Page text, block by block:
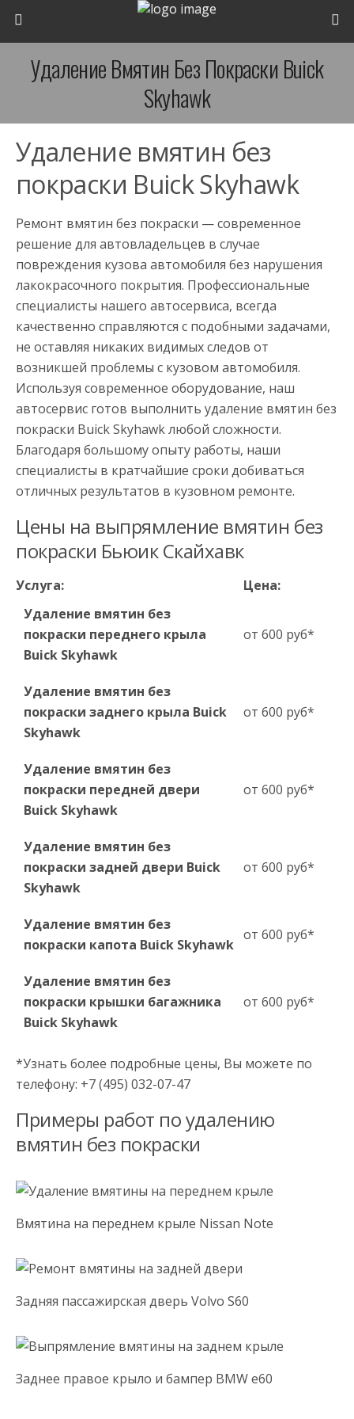
Удаление Вмятин Без Покраски Buick
Skyhawk
Удаление вмятин без
покраски Buick Skyhawk
Ремонт вмятин без покраски — современное
решение для автовладельцев в случае
повреждения кузова автомобиля без нарушения
лакокрасочного покрытия. Профессиональные
специалисты нашего автосервиса, всегда
качественно справляются с подобными задачами,
не оставляя никаких видимых следов от
возникшей проблемы с кузовом автомобиля.
Используя современное оборудование, наш
автосервис готов выполнить удаление вмятин без
покраски Buick Skyhawk любой сложности.
Благодаря большому опыту работы, наши
специалисты в кратчайшие сроки добиваться
отличных результатов в кузовном ремонте.
Цены на выпрямление вмятин без
покраски Бьюик Скайхавк
Услуга:
Цена:
Удаление вмятин без
покраски переднего крыла
Buick Skyhawk
от 600 руб*
Удаление вмятин без
покраски заднего крыла Buick
Skyhawk
от 600 руб*
Удаление вмятин без
покраски передней двери
Buick Skyhawk
от 600 руб*
Удаление вмятин без
покраски задней двери Buick
Skyhawk
от 600 руб*
Удаление вмятин без
покраски капота Buick Skyhawk
от 600 руб*
Удаление вмятин без
покраски крышки багажника
Buick Skyhawk
от 600 руб*
*Узнать более подробные цены, Вы можете по
телефону: +7 (495) 032-07-47
Примеры работ по удалению
вмятин без покраски
Вмятина на переднем крыле Nissan Note
Задняя пассажирская дверь Volvo S60
Заднее правое крыло и бампер BMW e60